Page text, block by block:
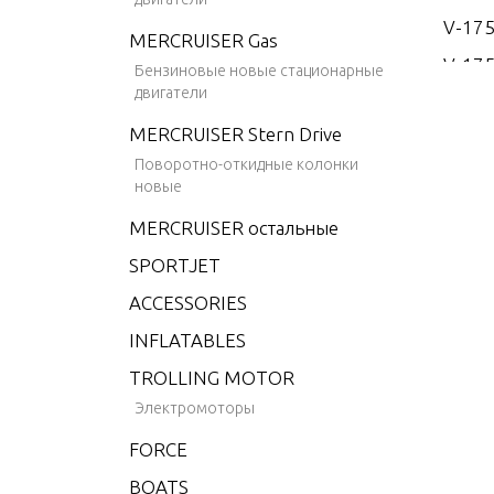
MERCRUISER Gas
Бензиновые новые стационарные
двигатели
MERCRUISER Stern Drive
Поворотно-откидные колонки
новые
MERCRUISER остальные
SPORTJET
ACCESSORIES
INFLATABLES
TROLLING MOTOR
Электромоторы
FORCE
BOATS
V-175
V-